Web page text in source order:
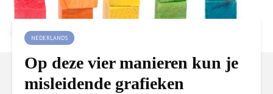
NEDERLANDS
Op deze vier manieren kun je
misleidende grafieken